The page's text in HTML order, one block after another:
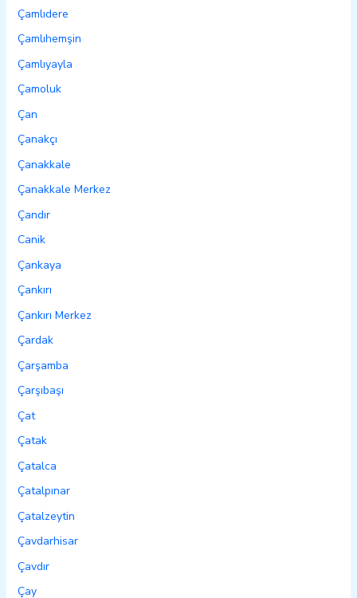
Çamlıdere
Çamlıhemşin
Çamlıyayla
Çamoluk
Çan
Çanakçı
Çanakkale
Çanakkale Merkez
Çandır
Canik
Çankaya
Çankırı
Çankırı Merkez
Çardak
Çarşamba
Çarşıbaşı
Çat
Çatak
Çatalca
Çatalpınar
Çatalzeytin
Çavdarhisar
Çavdır
Çay